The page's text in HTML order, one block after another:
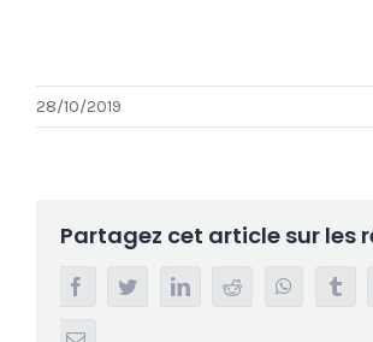
28/10/2019
Partagez cet article sur les
FacebookTwitterLinkedInRedditWhatsapp